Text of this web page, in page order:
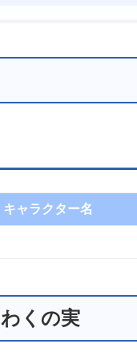
キャラクター名
くの実